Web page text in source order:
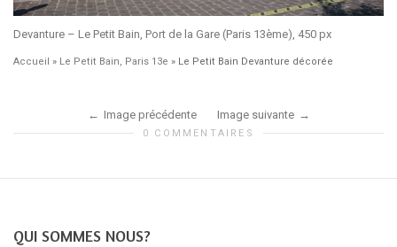
Devanture – Le Petit Bain, Port de la Gare (Paris 13ème), 450 px
Accueil » Le Petit Bain, Paris 13e » Le Petit Bain Devanture décorée
Image précédente Image suivante
0 COMMENTAIRES
QUI SOMMES NOUS?